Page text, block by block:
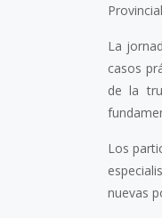
La
casos
de la
Los
nuevas